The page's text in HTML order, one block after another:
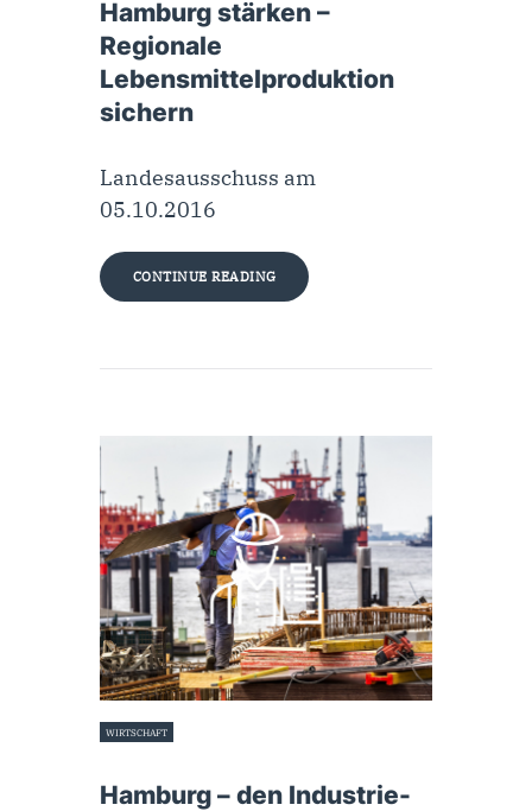
Hamburg stärken –
Regionale
Lebensmittelproduktion
sichern
Landesausschuss am
05.10.2016
CONTINUE READING
WIRTSCHAFT
Hamburg – den Industrie-